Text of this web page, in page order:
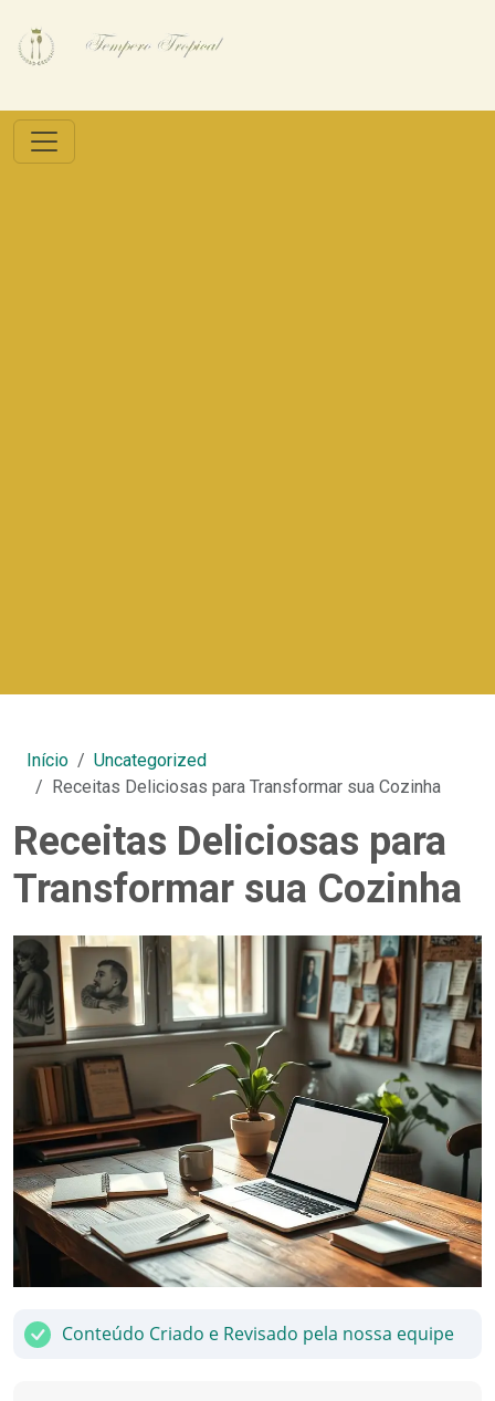
Início
Uncategorized
Receitas Deliciosas para Transformar sua Cozinha
Receitas Deliciosas para
Transformar sua Cozinha
Conteúdo Criado e Revisado pela nossa equipe